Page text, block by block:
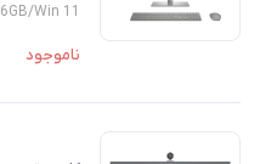
6GB/Win 11
ناموجود